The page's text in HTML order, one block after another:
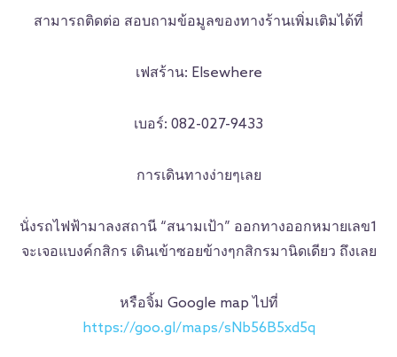
สามารถติดต่อ สอบถามข้อมูลของทางร้านเพิ่มเติมได้ที่
เฟสร้าน: Elsewhere
เบอร์: 082-027-9433
การเดินทางง่ายๆเลย
นั่งรถไฟฟ้ามาลงสถานี “สนามเป้า” ออกทางออกหมายเลข1
จะเจอแบงค์กสิกร เดินเข้าซอยข้างๆกสิกรมานิดเดียว ถึงเลย
หรือจิ้ม Google map ไปที่
https://goo.gl/maps/sNb56B5xd5q